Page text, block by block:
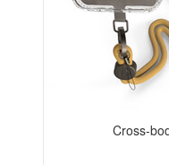
Cross-